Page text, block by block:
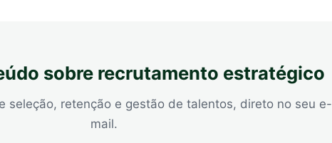
sobre recrutamento estratégico
seleção, retenção e gestão de talentos, direto no seu e-
mail.